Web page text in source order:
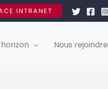
INTRANET
Nous rejoindre